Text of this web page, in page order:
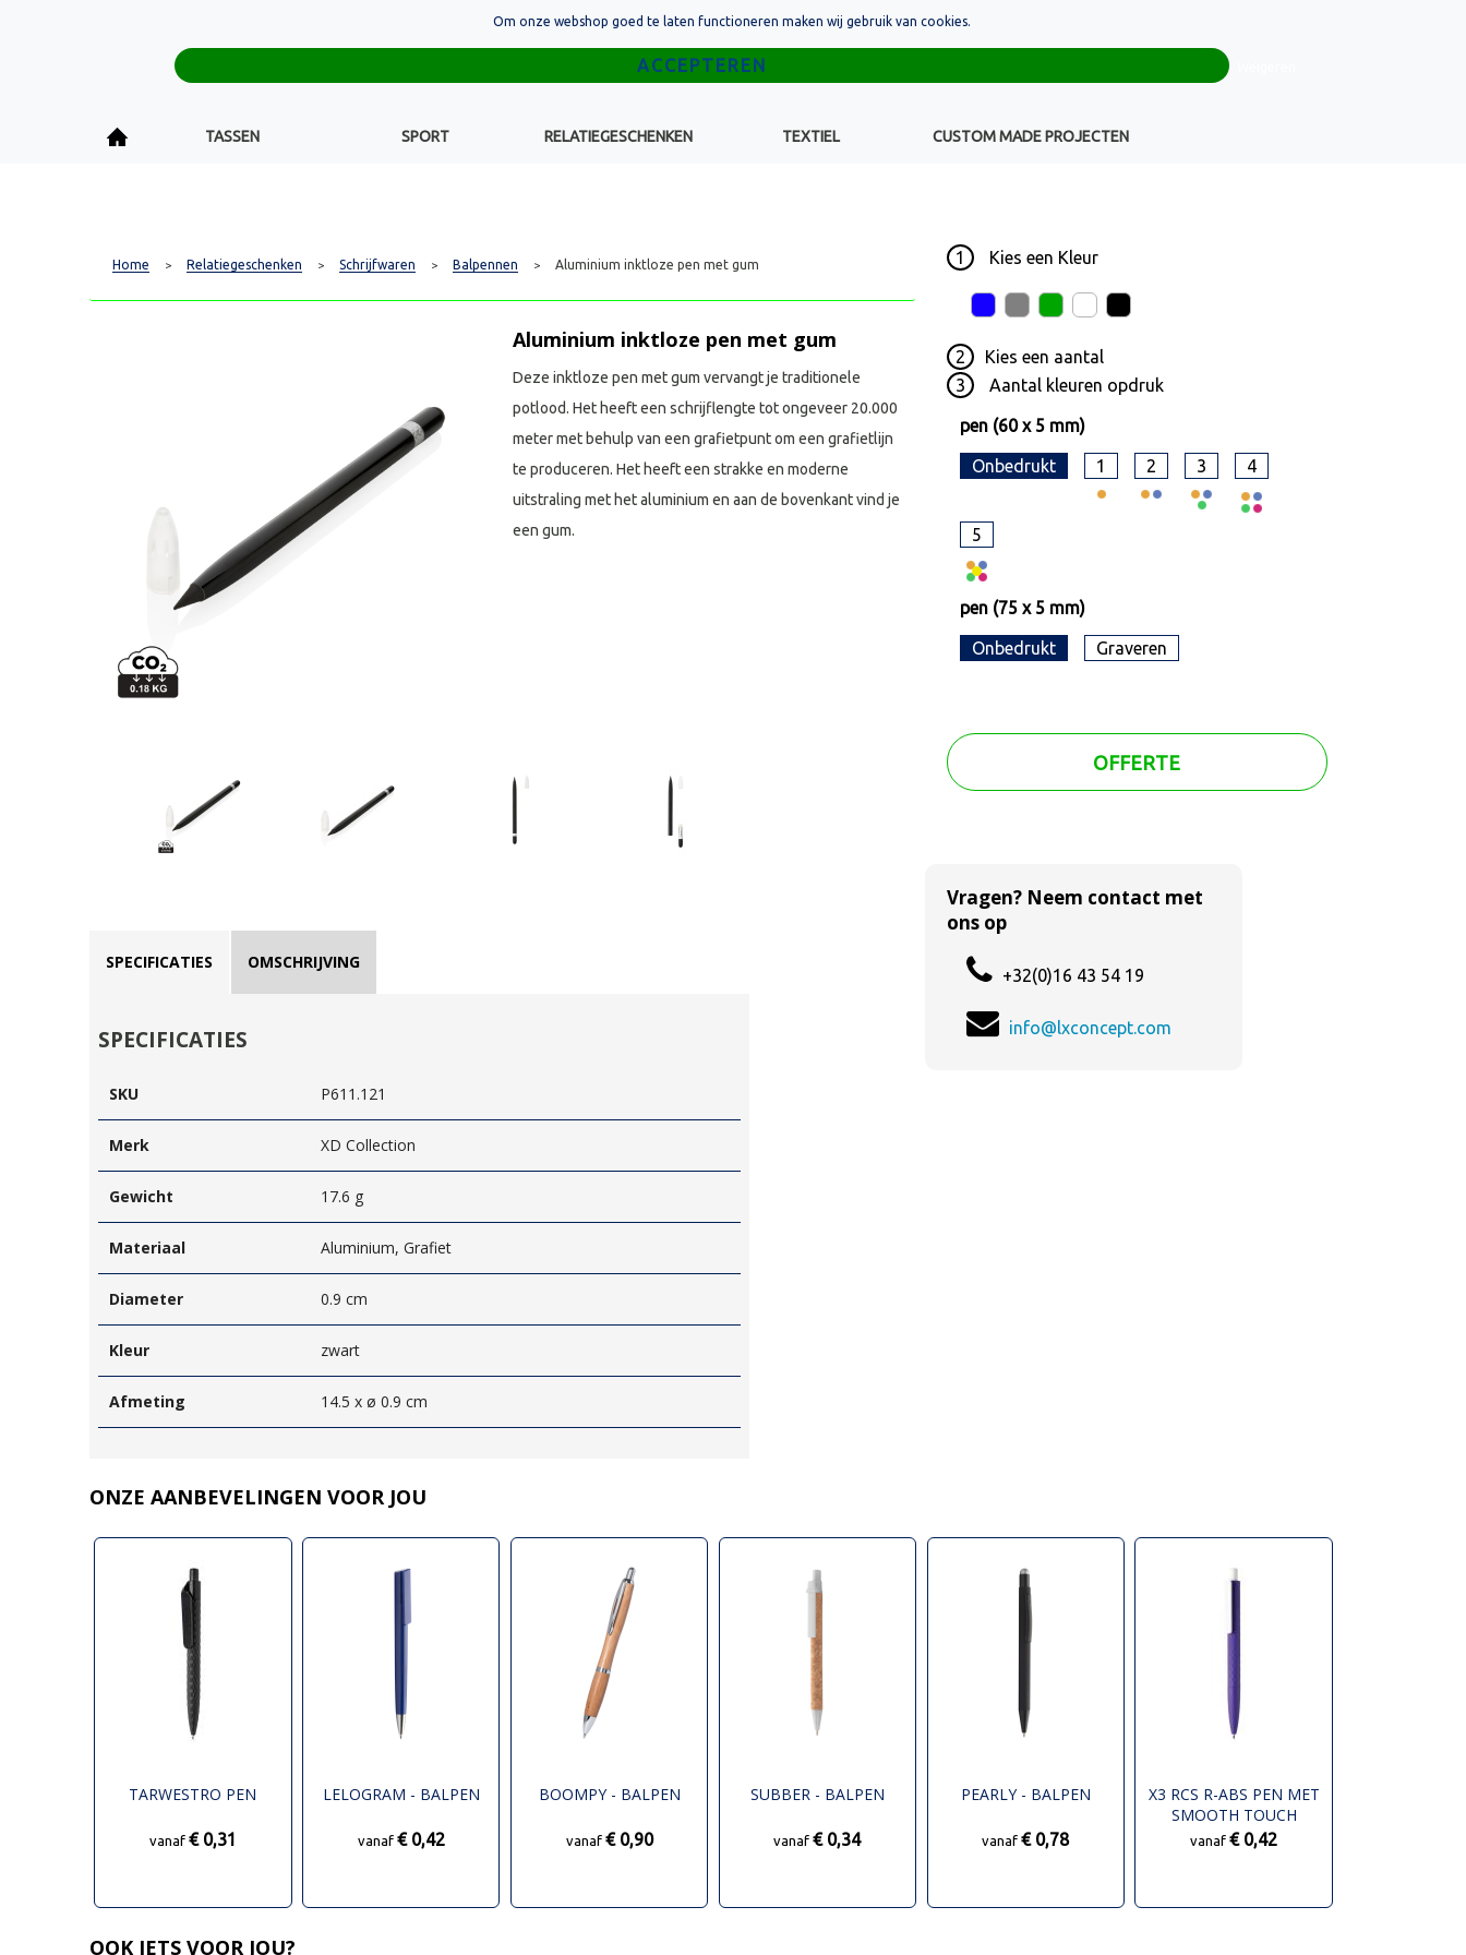
+32(0)16 43 54 19
TASSEN SPORT RELATIEGESCHENKEN TEXTIEL CUSTOM MADE PROJECTEN
Home > Relatiegeschenken > Schrijfwaren > Balpennen > Aluminium inktloze pen met gum 1 Kies een Kleur
2 Kies een aantal
3
Aantal kleuren opdruk
pen (60 x 5 mm)
Onbedrukt 1 2 3 4
5
pen (75 x 5 mm)
Onbedrukt Graveren
OFFERTE
Aluminium inktloze pen met gum
Deze inktloze pen met gum vervangt je traditionele
potlood. Het heeft een schrijflengte tot ongeveer 20.000
meter met behulp van een grafietpunt om een grafietlijn
te produceren. Het heeft een strakke en moderne
uitstraling met het aluminium en aan de bovenkant vind je
een gum.
SPECIFICATIES OMSCHRIJVING
SPECIFICATIES
SKU P611.121
Merk XD Collection
Gewicht 17.6 g
Materiaal Aluminium, Grafiet
Diameter 0.9 cm
Kleur zwart
Afmeting 14.5 x ø 0.9 cm
Vragen? Neem contact met
ons op
+32(0)16 43 54 19
info@lxconcept.com
ONZE AANBEVELINGEN VOOR JOU
TARWESTRO PEN
vanaf € 0,31
LELOGRAM - BALPEN
vanaf € 0,42
BOOMPY - BALPEN
vanaf € 0,90
SUBBER - BALPEN
vanaf€ 0,34
PEARLY - BALPEN
vanaf€ 0,78
X3 RCS R-ABS PEN MET
SMOOTH TOUCH
vanaf€ 0,42
OOK IETS VOOR JOU?
Om onze webshop goed te laten functioneren maken wij gebruik van cookies.